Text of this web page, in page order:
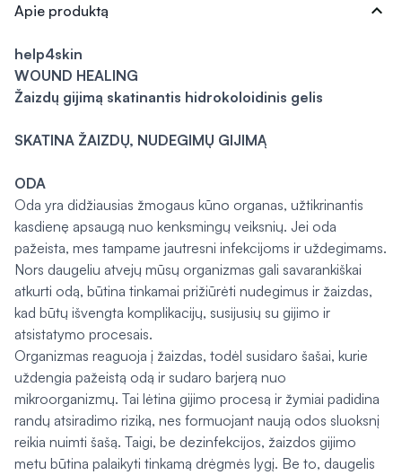
Apie produktą expand_more
help4skin
WOUND HEALING
Žaizdų gijimą skatinantis hidrokoloidinis gelis
SKATINA ŽAIZDŲ, NUDEGIMŲ GIJIMĄ
ODA
Oda yra didžiausias žmogaus kūno organas, užtikrinantis
kasdienę apsaugą nuo kenksmingų veiksnių. Jei oda
pažeista, mes tampame jautresni infekcijoms ir uždegimams.
Nors daugeliu atvejų mūsų organizmas gali savarankiškai
atkurti odą, būtina tinkamai prižiūrėti nudegimus ir žaizdas,
kad būtų išvengta komplikacijų, susijusių su gijimo ir
atsistatymo procesais.
Organizmas reaguoja į žaizdas, todėl susidaro šašai, kurie
uždengia pažeistą odą ir sudaro barjerą nuo
mikroorganizmų. Tai lėtina gijimo procesą ir žymiai padidina
randų atsiradimo riziką, nes formuojant naują odos sluoksnį
reikia nuimti šašą. Taigi, be dezinfekcijos, žaizdos gijimo
metu būtina palaikyti tinkamą drėgmės lygį. Be to, daugelis